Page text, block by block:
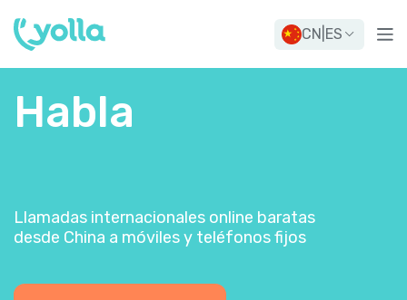
CN ES
Habla
Llamadas internacionales online baratas
desde China a móviles y teléfonos fijos